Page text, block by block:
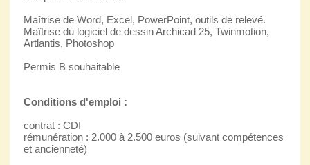
Maîtrise de Word, Excel, PowerPoint, outils de relevé.
Maîtrise du logiciel de dessin Archicad 25, Twinmotion,
Artlantis, Photoshop
Permis B souhaitable
Conditions d'emploi :
contrat : CDI
rémunération : 2.000 à 2.500 euros (suivant compétences
et ancienneté)